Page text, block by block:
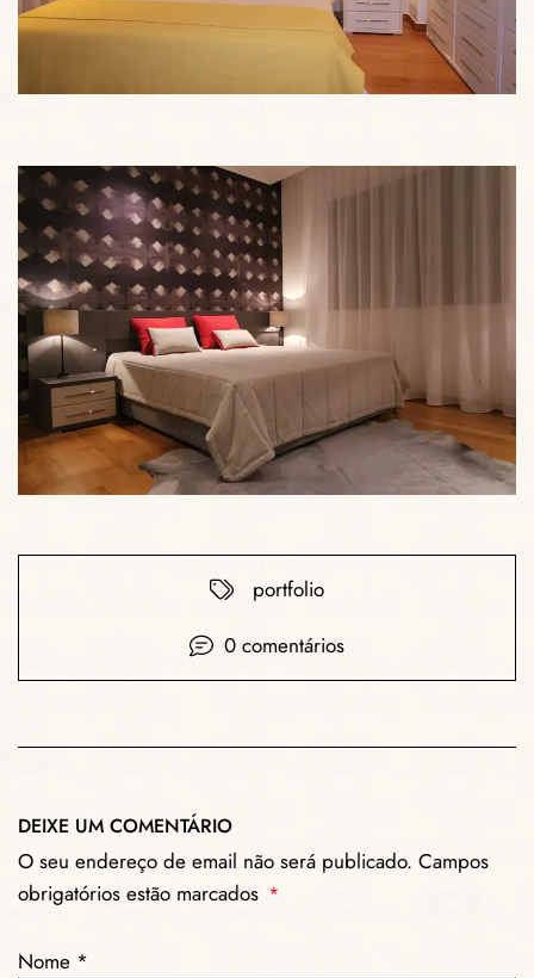
portfolio
0 comentários
DEIXE UM COMENTÁRIO
O seu endereço de email não será publicado. Campos
obrigatórios estão marcados *
Nome *